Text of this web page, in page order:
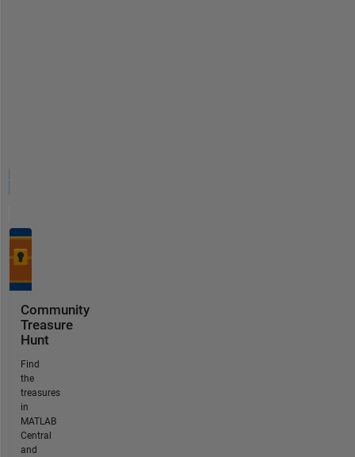
Community
Treasure
Hunt
Find
the
treasures
in
MATLAB
Central
and